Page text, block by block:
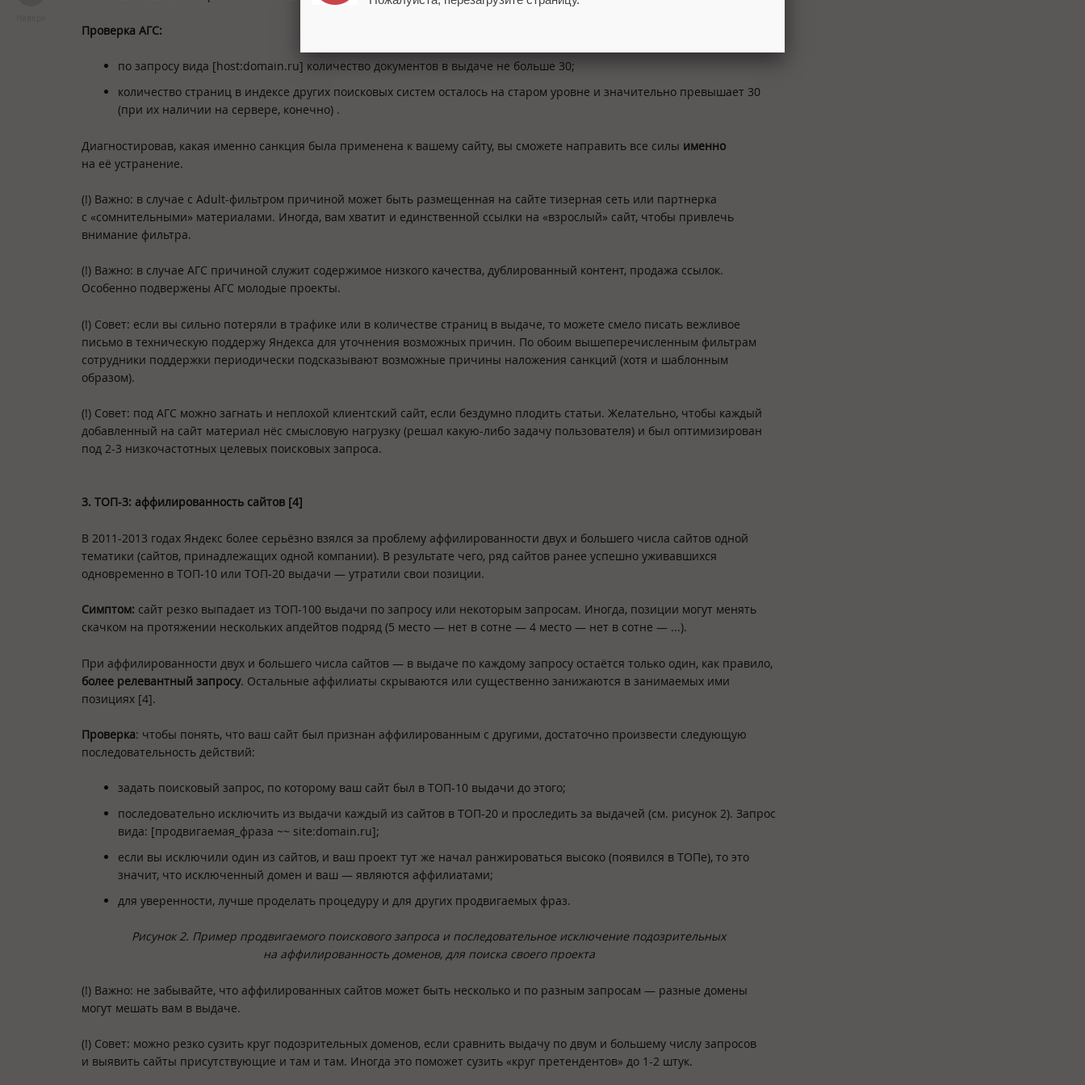
Проверка АГС:
по запросу вида [host:domain.ru] количество документов в выдаче не больше 30;
количество страниц в индексе других поисковых систем осталось на старом уровне и значительно превышает 30
(при их наличии на сервере, конечно) .
Диагностировав, какая именно санкция была применена к вашему сайту, вы сможете направить все силы именно
на её устранение.
(!) Важно: в случае с Adult-фильтром причиной может быть размещенная на сайте тизерная сеть или партнерка
с «сомнительными» материалами. Иногда, вам хватит и единственной ссылки на «взрослый» сайт, чтобы привлечь
внимание фильтра.
(!) Важно: в случае АГС причиной служит содержимое низкого качества, дублированный контент, продажа ссылок.
Особенно подвержены АГС молодые проекты.
(!) Совет: если вы сильно потеряли в трафике или в количестве страниц в выдаче, то можете смело писать вежливое
письмо в техническую поддержу Яндекса для уточнения возможных причин. По обоим вышеперечисленным фильтрам
сотрудники поддержки периодически подсказывают возможные причины наложения санкций (хотя и шаблонным
образом).
(!) Совет: под АГС можно загнать и неплохой клиентский сайт, если бездумно плодить статьи. Желательно, чтобы каждый
добавленный на сайт материал нёс смысловую нагрузку (решал какую-либо задачу пользователя) и был оптимизирован
под 2-3 низкочастотных целевых поисковых запроса.
3. ТОП-3: аффилированность сайтов [4]
В 2011-2013 годах Яндекс более серьёзно взялся за проблему аффилированности двух и большего числа сайтов одной
тематики (сайтов, принадлежащих одной компании). В результате чего, ряд сайтов ранее успешно уживавшихся
одновременно в ТОП-10 или ТОП-20 выдачи — утратили свои позиции.
Симптом: сайт резко выпадает из ТОП-100 выдачи по запросу или некоторым запросам. Иногда, позиции могут менять
скачком на протяжении нескольких апдейтов подряд (5 место — нет в сотне — 4 место — нет в сотне — ...).
При аффилированности двух и большего числа сайтов — в выдаче по каждому запросу остаётся только один, как правило,
более релевантный запросу. Остальные аффилиаты скрываются или существенно занижаются в занимаемых ими
позициях [4].
Проверка: чтобы понять, что ваш сайт был признан аффилированным с другими, достаточно произвести следующую
последовательность действий:
задать поисковый запрос, по которому ваш сайт был в ТОП-10 выдачи до этого;
последовательно исключить из выдачи каждый из сайтов в ТОП-20 и проследить за выдачей (см. рисунок 2). Запрос
вида: [продвигаемая_фраза ~~ site:domain.ru];
если вы исключили один из сайтов, и ваш проект тут же начал ранжироваться высоко (появился в ТОПе), то это
значит, что исключенный домен и ваш — являются аффилиатами;
для уверенности, лучше проделать процедуру и для других продвигаемых фраз.
Рисунок 2. Пример продвигаемого поискового запроса и последовательное исключение подозрительных
на аффилированность доменов, для поиска своего проекта
(!) Важно: не забывайте, что аффилированных сайтов может быть несколько и по разным запросам — разные домены
могут мешать вам в выдаче.
(!) Совет: можно резко сузить круг подозрительных доменов, если сравнить выдачу по двум и большему числу запросов
и выявить сайты присутствующие и там и там. Иногда это поможет сузить «круг претендентов» до 1-2 штук.